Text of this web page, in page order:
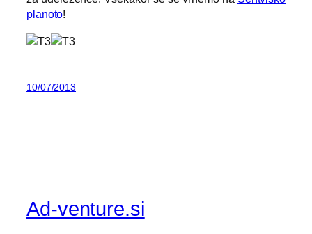
planoto!
10/07/2013
Ad-venture.si